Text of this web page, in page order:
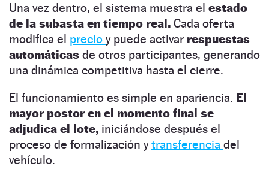
Una vez dentro, el sistema muestra el estado
de la subasta en tiempo real. Cada oferta
modifica el precio y puede activar respuestas
automáticas de otros participantes, generando
una dinámica competitiva hasta el cierre.
El funcionamiento es simple en apariencia. El
mayor postor en el momento final se
adjudica el lote, iniciándose después el
proceso de formalización ytransferencia del
vehículo.